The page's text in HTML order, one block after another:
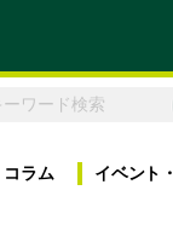
コラム イベント・